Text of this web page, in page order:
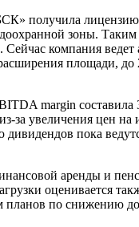
получила
зоны.
Сейчас компания
площади, до
margin
за увеличения цен на
дивидендов пока
аренды и
оценивается
планов по снижению